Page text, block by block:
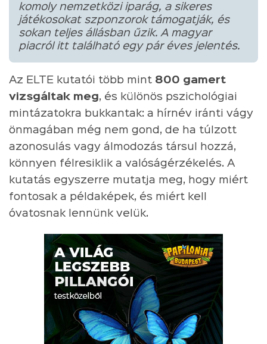
komoly nemzetközi iparág, a sikeres
játékosokat szponzorok támogatják, és
sokan teljes állásban űzik. A magyar
piacról itt található egy pár éves jelentés.
Az ELTE kutatói több mint 800 gamert
vizsgáltak meg, és különös pszichológiai
mintázatokra bukkantak: a hírnév iránti vágy
önmagában még nem gond, de ha túlzott
azonosulás vagy álmodozás társul hozzá,
könnyen félresiklik a valóságérzékelés. A
kutatás egyszerre mutatja meg, hogy miért
fontosak a példaképek, és miért kell
óvatosnak lennünk velük.